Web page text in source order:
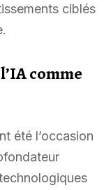
ciblés
comme
été l’occasion